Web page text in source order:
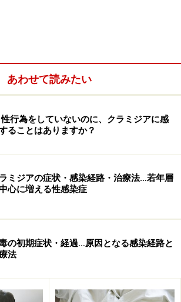
毒、口腔咽頭梅毒、梅毒性直腸炎な
言っても多様な症例が増えています。
ら検査できるの？
液中に抗体があるかどうかで判定しま
染機会から約1ヶ月後に検査ができる
梅毒の検査方法は、
合わせて総合的に判断します。
ないことは、TP抗原法では、一度感染
されると、一生、陰性化することはあ
た後に、再度、感染した可能性がある
法で検査するようにしましょう。
あわせて読みたい
性行為をしていないのに、クラミジアに感
ることはありますか？
ミジアの症状・感染経路・治療法…若年層
心に増える性感染症
の初期症状・経過…原因となる感染経路と
法